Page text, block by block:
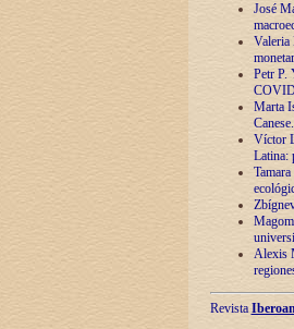
José
Valeria
Petr P.
Marta
Víctor
Latina:
Alexis
Revista